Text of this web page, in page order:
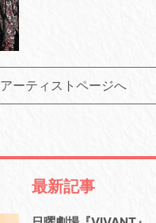
アーティストページへ
最新記事